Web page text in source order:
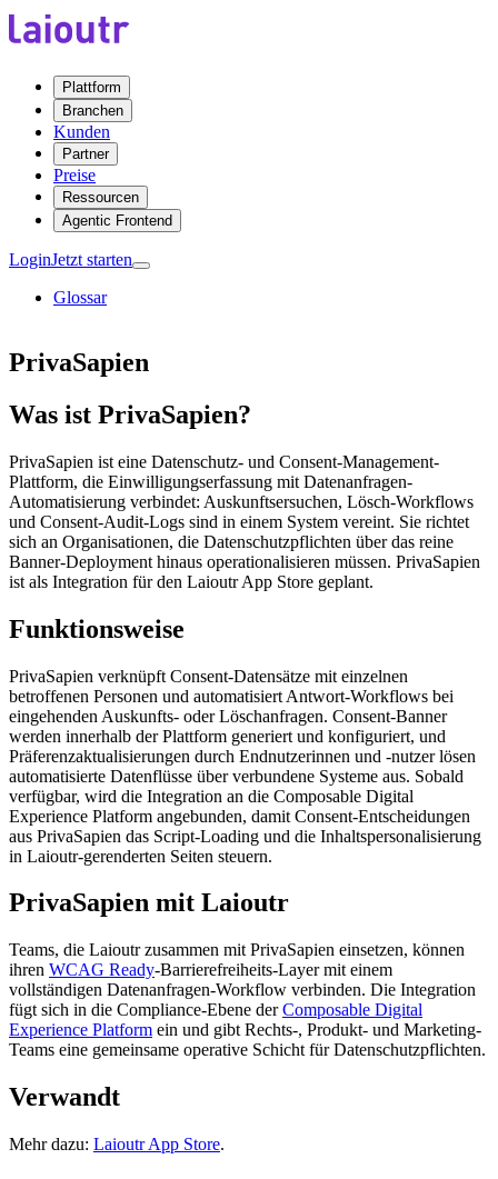
Plattform
Branchen
Kunden
Partner
Preise
Ressourcen
Agentic Frontend
LoginJetzt starten
Glossar
PrivaSapien
Was ist PrivaSapien?
PrivaSapien ist eine Datenschutz- und Consent-Management-
Plattform, die Einwilligungserfassung mit Datenanfragen-
Automatisierung verbindet: Auskunftsersuchen, Lösch-Workflows
und Consent-Audit-Logs sind in einem System vereint. Sie richtet
sich an Organisationen, die Datenschutzpflichten über das reine
Banner-Deployment hinaus operationalisieren müssen. PrivaSapien
ist als Integration für den Laioutr App Store geplant.
Funktionsweise
PrivaSapien verknüpft Consent-Datensätze mit einzelnen
betroffenen Personen und automatisiert Antwort-Workflows bei
eingehenden Auskunfts- oder Löschanfragen. Consent-Banner
werden innerhalb der Plattform generiert und konfiguriert, und
Präferenzaktualisierungen durch Endnutzerinnen und -nutzer lösen
automatisierte Datenflüsse über verbundene Systeme aus. Sobald
verfügbar, wird die Integration an die Composable Digital
Experience Platform angebunden, damit Consent-Entscheidungen
aus PrivaSapien das Script-Loading und die Inhaltspersonalisierung
in Laioutr-gerenderten Seiten steuern.
PrivaSapien mit Laioutr
Teams, die Laioutr zusammen mit PrivaSapien einsetzen, können
ihren WCAG Ready-Barrierefreiheits-Layer mit einem
vollständigen Datenanfragen-Workflow verbinden. Die Integration
fügt sich in die Compliance-Ebene derComposable Digital
Experience Platform ein und gibt Rechts-, Produkt- und Marketing-
Teams eine gemeinsame operative Schicht für Datenschutzpflichten.
Verwandt
Mehr dazu: Laioutr App Store.